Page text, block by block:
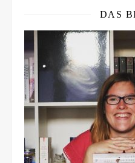
DAS